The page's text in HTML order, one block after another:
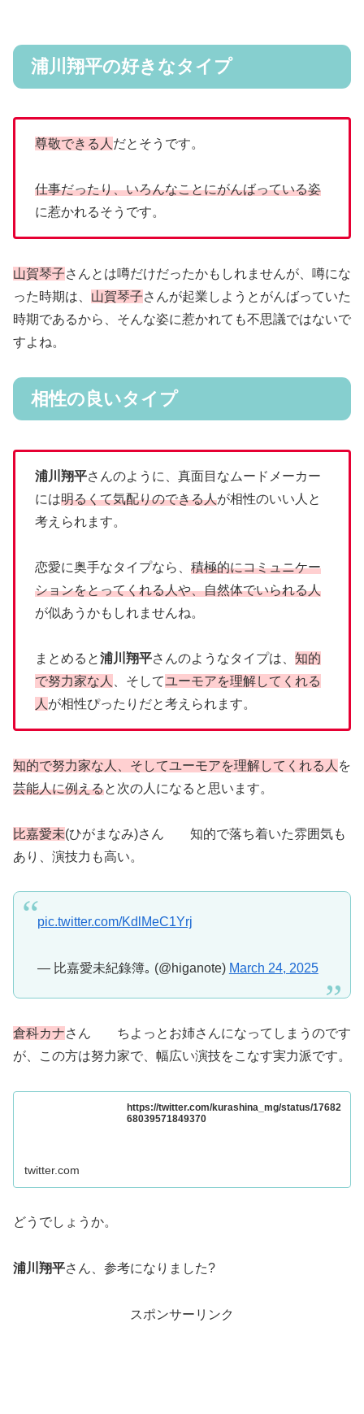
浦川翔平の好きなタイプ
尊敬できる人 だとそうです。
仕事だったり、いろんなことにがんばっている姿
に惹かれるそうです。
山賀琴子さんとは噂だけだったかもしれませんが、噂にな
った時期は、 山賀琴子さんが起業しようとがんばっていた
時期であるから、そんな姿に惹かれても不思議ではないで
すよね。
相性の良いタイプ
浦川翔平さんのように、真面目なムードメーカー
には明るくて気配りのできる人が相性のいい人と
考えられます。
恋愛に奥手なタイプなら、 積極的にコミュニケー
ションをとってくれる人や、自然体でいられる人
が似あうかもしれませんね。
まとめると浦川翔平さんのようなタイプは、 知的
で努力家な人
、そしてユーモアを理解してくれる
人 が相性ぴったりだと考えられます。
知的で努力家な人、そしてユーモアを理解してくれる人 を
芸能人に例えると次の人になると思います。
比嘉愛未(ひがまなみ)さん 知的で落ち着いた雰囲気も
あり、演技力も高い。
pic.twitter.com/KdlMeC1Yrj
— 比嘉愛未紀錄簿｡ (@higanote) March 24, 2025
倉科カナさん ちよっとお姉さんになってしまうのです
が、この方は努力家で、幅広い演技をこなす実力派です。
https://twitter.com/kurashina_mg/status/17682
68039571849370
twitter.com
どうでしょうか。
浦川翔平さん、参考になりました?
スポンサーリンク